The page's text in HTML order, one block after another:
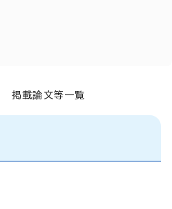
掲載論文等一覧